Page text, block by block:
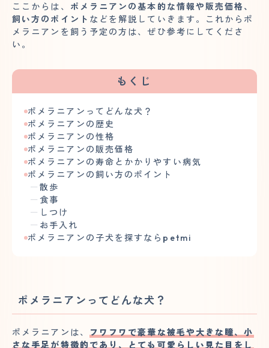
ここからは、 ポメラニアンの基本的な情報や販売価格、
飼い方のポイント などを解説していきます。これからポ
メラニアンを飼う予定の方は、ぜひ参考にしてくださ
い。
もくじ
ポメラニアンってどんな犬？
ポメラニアンの歴史
ポメラニアンの性格
ポメラニアンの販売価格
ポメラニアンの寿命とかかりやすい病気
ポメラニアンの飼い方のポイント
散歩
食事
しつけ
お手入れ
ポメラニアンの子犬を探すならpetmi
ポメラニアンってどんな犬？
ポメラニアンは、
フワフワで豪華な被毛や大きな瞳、小
さな手足が特徴的であり、とても可愛らしい見た目をし